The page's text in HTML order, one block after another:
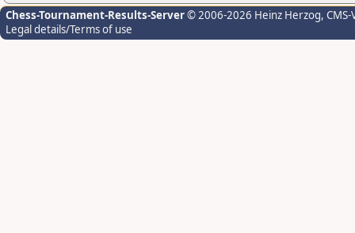
Chess-Tournament-Results-Server© 2006-2026 Heinz Herzog,
Legal details/Terms of use